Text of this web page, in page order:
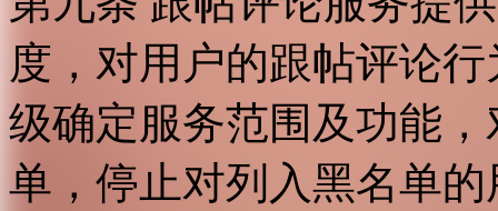
度，对用户的跟帖评论
级确定服务范围及功能
单，停止对列入黑名单